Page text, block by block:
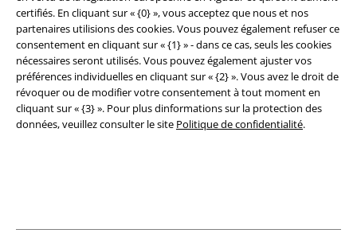
certifiés. En cliquant sur « {0} », vous acceptez que nous et nos
partenaires utilisions des cookies. Vous pouvez également refuser ce
consentement en cliquant sur « {1} » - dans ce cas, seuls les cookies
nécessaires seront utilisés. Vous pouvez également ajuster vos
préférences individuelles en cliquant sur « {2} ». Vous avez le droit de
révoquer ou de modifier votre consentement à tout moment en
cliquant sur « {3} ». Pour plus dinformations sur la protection des
données, veuillez consulter le site Politique de confidentialité.
Clauses de confidentialité
Élimination des déchets et protection de l'environnement
Déclaration de Conformité
Informations sur l'accessibilité